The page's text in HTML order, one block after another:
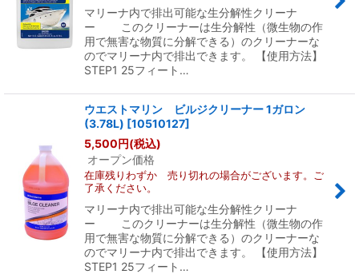
マリーナ内で排出可能な生分解性クリーナ
ー このクリーナーは生分解性（微生物の作
用で無害な物質に分解できる）のクリーナーな
のでマリーナ内で排出できます。 【使用方法】
STEP1 25フィート…
ウエストマリン ビルジクリーナー 1ガロン
(3.78L) [10510127]
5,500円(税込)
オープン価格
在庫残りわずか 売り切れの場合がございます。ご
了承ください。
マリーナ内で排出可能な生分解性クリーナ
ー このクリーナーは生分解性（微生物の作
用で無害な物質に分解できる）のクリーナーな
のでマリーナ内で排出できます。 【使用方法】
STEP1 25フィート…